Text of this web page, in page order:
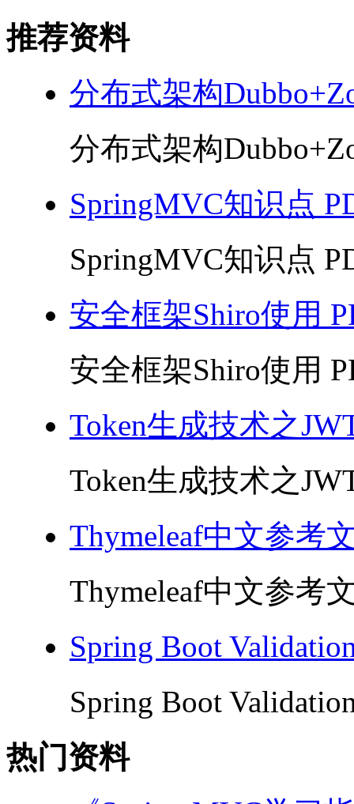
推荐资料
分布式架构
分布式架构
SpringMVC知识点
SpringMVC知识点
安全框架Shiro使用
安全框架Shiro使用
Token生成技术之
Token生成技术之
Thymeleaf中文参考
Thymeleaf中文参考
Spring Boot
Spring Boot
热门资料